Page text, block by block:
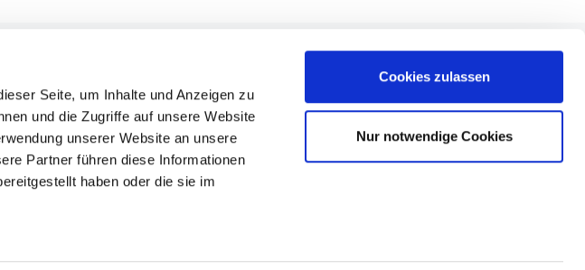
Seite, um Inhalte und Anzeigen zu
und die Zugriffe auf unsere Website
unserer Website an unsere
Partner führen diese Informationen
haben oder die sie im
Cookies zulassen
Nur notwendige Cookies
Versandkosten
Lieferinformationen
Umtausch & Retouren
Zahlungsinformationen